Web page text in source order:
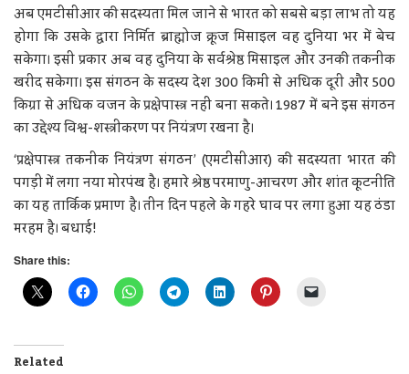
अब एमटीसीआर की सदस्यता मिल जाने से भारत को सबसे बड़ा लाभ तो यह
होगा कि उसके द्वारा निर्मित ब्राह्मोज क्रूज मिसाइल वह दुनिया भर में बेच
सकेगा। इसी प्रकार अब वह दुनिया के सर्वश्रेष्ठ मिसाइल और उनकी तकनीक
खरीद सकेगा। इस संगठन के सदस्य देश 300 किमी से अधिक दूरी और 500
किग्रा से अधिक वजन के प्रक्षेपास्त्र नहीं बना सकते। 1987 में बने इस संगठन
का उद्देश्य विश्व-शस्त्रीकरण पर नियंत्रण रखना है।
‘प्रक्षेपास्त्र तकनीक नियंत्रण संगठन’ (एमटीसीआर) की सदस्यता भारत की
पगड़ी में लगा नया मोरपंख है। हमारे श्रेष्ठ परमाणु-आचरण और शांत कूटनीति
का यह तार्किक प्रमाण है। तीन दिन पहले के गहरे घाव पर लगा हुआ यह ठंडा
मरहम है। बधाई!
Share this:
Related